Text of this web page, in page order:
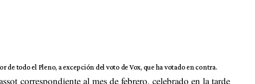
de todo el Pleno, a excepción del voto de Vox, que ha votado en contra.
correspondiente al mes de febrero, celebrado en la tarde